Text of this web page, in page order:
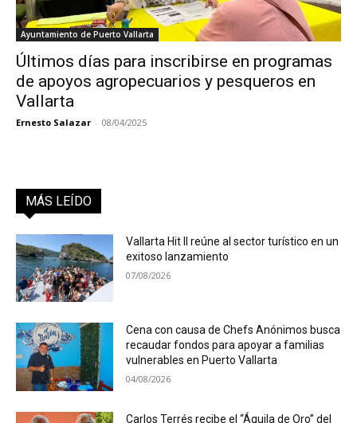
Ayuntamiento de Puerto Vallarta
Últimos días para inscribirse en programas
de apoyos agropecuarios y pesqueros en
Vallarta
Ernesto Salazar - 08/04/2025
MÁS LEÍDO
Vallarta Hit II reúne al sector turístico en un
exitoso lanzamiento
07/08/2026
Cena con causa de Chefs Anónimos busca
recaudar fondos para apoyar a familias
vulnerables en Puerto Vallarta
04/08/2026
Carlos Terrés recibe el “Águila de Oro” del